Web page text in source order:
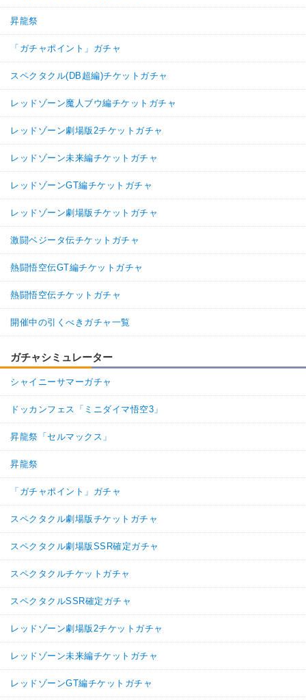
昇龍祭
「ガチャポイント」ガチャ
スペクタクル(DB超編)チケットガチャ
レッドゾーン魔人ブウ編チケットガチャ
レッドゾーン劇場版2チケットガチャ
レッドゾーン未来編チケットガチャ
レッドゾーンGT編チケットガチャ
レッドゾーン劇場版チケットガチャ
激闘ベジータ伝チケットガチャ
熱闘悟空伝GT編チケットガチャ
熱闘悟空伝チケットガチャ
開催中の引くべきガチャ一覧
ガチャシミュレーター
シャイニーサマーガチャ
ドッカンフェス「ミニダイマ悟空3」
昇龍祭「セルマックス」
昇龍祭
「ガチャポイント」ガチャ
スペクタクル劇場版チケットガチャ
スペクタクル劇場版SSR確定ガチャ
スペクタクルチケットガチャ
スペクタクルSSR確定ガチャ
レッドゾーン劇場版2チケットガチャ
レッドゾーン未来編チケットガチャ
レッドゾーンGT編チケットガチャ